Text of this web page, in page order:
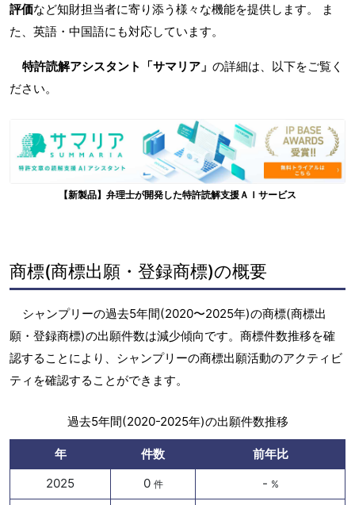
評価など知財担当者に寄り添う様々な機能を提供します。 ま
た、英語・中国語にも対応しています。
特許読解アシスタント「サマリア」 の詳細は、以下をご覧く
ださい。
【新製品】弁理士が開発した特許読解支援ＡＩサービス
商標(商標出願・登録商標)の概要
シャンプリーの過去5年間(2020〜2025年)の商標(商標出
願・登録商標)の出願件数は減少傾向です。商標件数推移を確
認することにより、シャンプリーの商標出願活動のアクティビ
ティを確認することができます。
過去5年間(2020-2025年)の出願件数推移
年 件数
前年比
2025
0 件 - %